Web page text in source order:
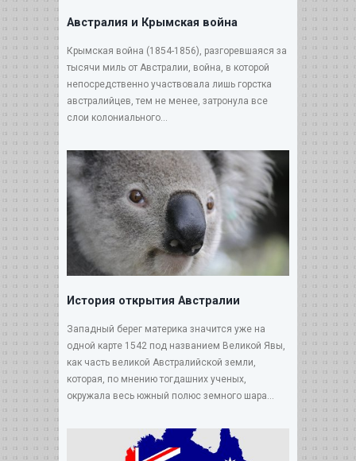
Австралия и Крымская война
Крымская война (1854-1856), разгоревшаяся за
тысячи миль от Австралии, война, в которой
непосредственно участвовала лишь горстка
австралийцев, тем не менее, затронула все
слои колониального...
История открытия Австралии
Западный берег материка значится уже на
одной карте 1542 под названием Великой Явы,
как часть великой Австралийской земли,
которая, по мнению тогдашних ученых,
окружала весь южный полюс земного шара...